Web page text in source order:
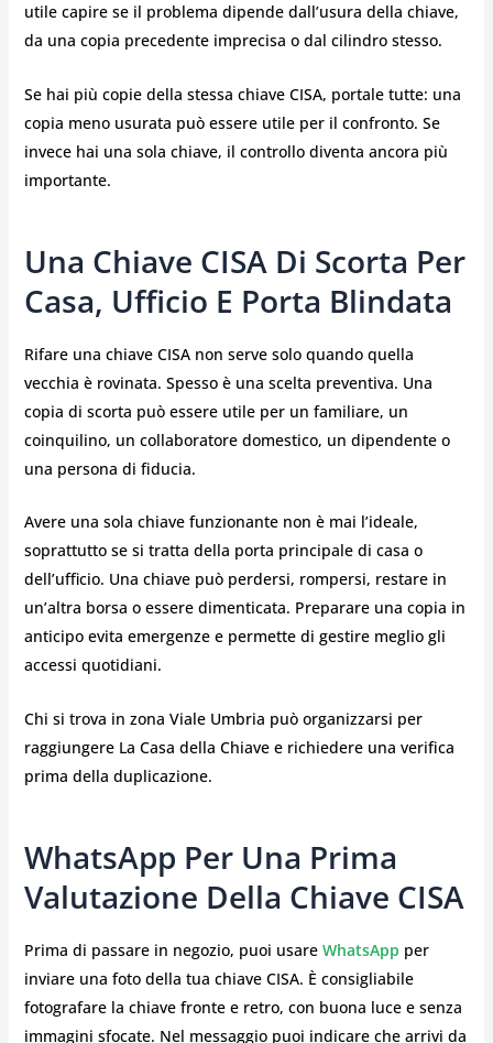
utile capire se il problema dipende dall’usura della chiave,
da una copia precedente imprecisa o dal cilindro stesso.
Se hai più copie della stessa chiave CISA, portale tutte: una
copia meno usurata può essere utile per il confronto. Se
invece hai una sola chiave, il controllo diventa ancora più
importante.
Una Chiave CISA Di Scorta Per
Casa, Ufficio E Porta Blindata
Rifare una chiave CISA non serve solo quando quella
vecchia è rovinata. Spesso è una scelta preventiva. Una
copia di scorta può essere utile per un familiare, un
coinquilino, un collaboratore domestico, un dipendente o
una persona di fiducia.
Avere una sola chiave funzionante non è mai l’ideale,
soprattutto se si tratta della porta principale di casa o
dell’ufficio. Una chiave può perdersi, rompersi, restare in
un’altra borsa o essere dimenticata. Preparare una copia in
anticipo evita emergenze e permette di gestire meglio gli
accessi quotidiani.
Chi si trova in zona Viale Umbria può organizzarsi per
raggiungere La Casa della Chiave e richiedere una verifica
prima della duplicazione.
WhatsApp Per Una Prima
Valutazione Della Chiave CISA
Prima di passare in negozio, puoi usare WhatsApp per
inviare una foto della tua chiave CISA. È consigliabile
fotografare la chiave fronte e retro, con buona luce e senza
immagini sfocate. Nel messaggio puoi indicare che arrivi da